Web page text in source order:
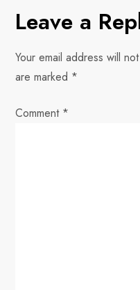
n
a
v
i
Leave a
Your email address will
are marked *
Comment *